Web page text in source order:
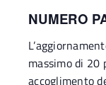
NUMERO
massimo di 20
accoglimento